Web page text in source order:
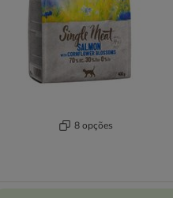
8 opções